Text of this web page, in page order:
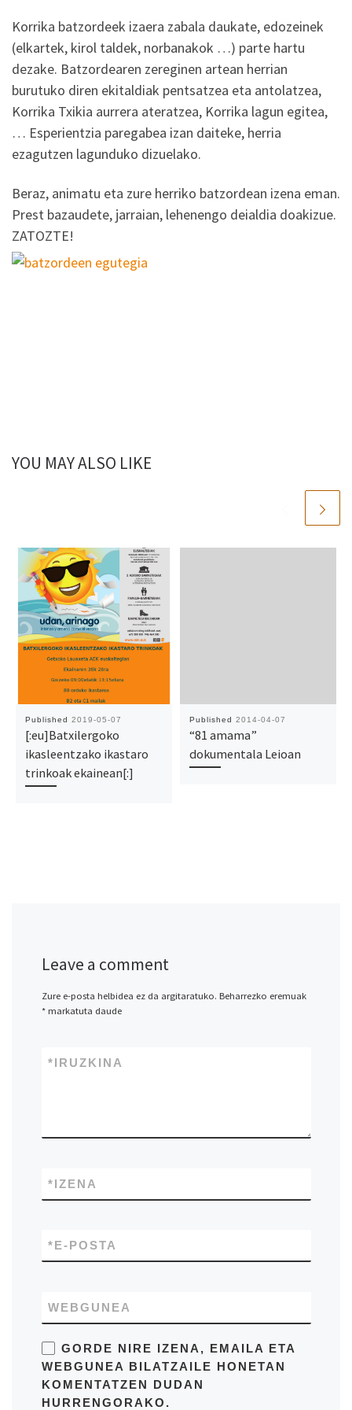
Korrika batzordeek izaera zabala daukate, edozeinek
(elkartek, kirol taldek, norbanakok …) parte hartu
dezake. Batzordearen zereginen artean herrian
burutuko diren ekitaldiak pentsatzea eta antolatzea,
Korrika Txikia aurrera ateratzea, Korrika lagun egitea,
… Esperientzia paregabea izan daiteke, herria
ezagutzen lagunduko dizuelako.
Beraz, animatu eta zure herriko batzordean izena eman.
Prest bazaudete, jarraian, lehenengo deialdia doakizue.
ZATOZTE!
YOU MAY ALSO LIKE
Published 2019-05-07
[:eu]Batxilergoko
ikasleentzako ikastaro
trinkoak ekainean[:]
Published 2014-04-07
“81 amama”
dokumentala Leioan
Leave a comment
Zure e-posta helbidea ez da argitaratuko. Beharrezko eremuak
*markatuta daude
IRUZKINA
*
IZENA
*
E-POSTA
*
WEBGUNEA
GORDE NIRE IZENA, EMAILA ETA
WEBGUNEA BILATZAILE HONETAN
KOMENTATZEN DUDAN
HURRENGORAKO.